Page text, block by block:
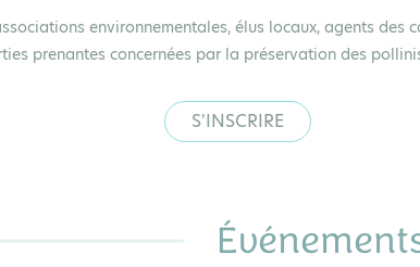
environnementales, élus locaux, agents des
prenantes concernées par la préservation des
S'INSCRIRE